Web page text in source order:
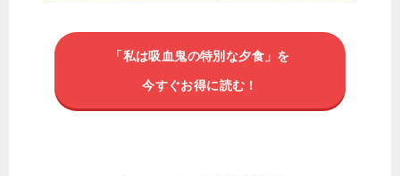
「 私は吸血鬼の特別な夕食」を
今すぐお得に読む！